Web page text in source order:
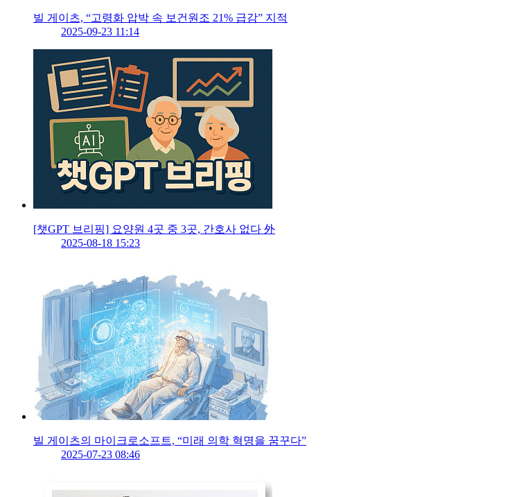
빌 게이츠, “고령화 압박 속 보건원조 21% 급감” 지적
2025-09-23 11:14
[챗GPT 브리핑] 요양원 4곳 중 3곳, 간호사 없다 外
2025-08-18 15:23
빌 게이츠의 마이크로소프트, “미래 의학 혁명을 꿈꾸다”
2025-07-23 08:46